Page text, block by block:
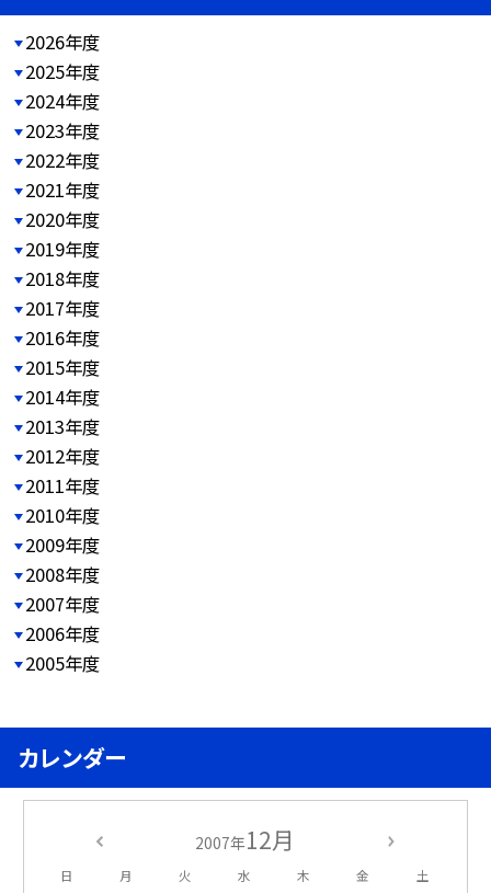
2026年度
2025年度
2024年度
2023年度
2022年度
2021年度
2020年度
2019年度
2018年度
2017年度
2016年度
2015年度
2014年度
2013年度
2012年度
2011年度
2010年度
2009年度
2008年度
2007年度
2006年度
2005年度
カレンダー
2007年12月
日 月 火 水 木 金 土